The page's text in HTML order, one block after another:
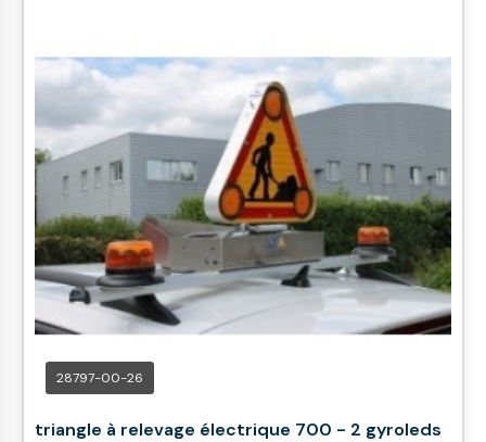
28797-00-26
triangle à relevage électrique 700 - 2 gyroleds